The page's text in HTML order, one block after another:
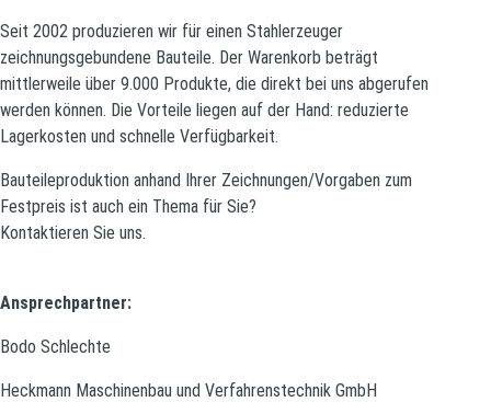
Seit 2002 produzieren wir für einen Stahlerzeuger
zeichnungsgebundene Bauteile. Der Warenkorb beträgt
mittlerweile über 9.000 Produkte, die direkt bei uns abgerufen
werden können. Die Vorteile liegen auf der Hand: reduzierte
Lagerkosten und schnelle Verfügbarkeit.
Bauteileproduktion anhand Ihrer Zeichnungen/Vorgaben zum
Festpreis ist auch ein Thema für Sie?
Kontaktieren Sie uns.
Ansprechpartner:
Bodo Schlechte
Heckmann Maschinenbau und Verfahrenstechnik GmbH